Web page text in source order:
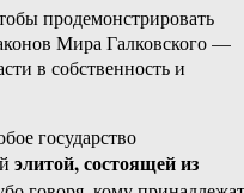
продемонстрировать
Мира Галковского —
в собственность и
государство
элитой, состоящей из